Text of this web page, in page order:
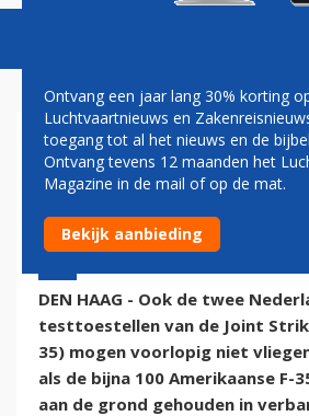
OOK
AAN DE GROND
4 juli 2014 - 17:22
DEN HAAG - Ook de twee
testtoestellen van de Joint
35) mogen voorlopig niet
als de bijna 100 Amerikaanse
aan de grond gehouden in
Ontvang een jaar lang 30% korting
Luchtvaartnieuws en
toegang tot al het nieuws en de
Ontvang tevens 12 maanden het
Magazine in de mail of op de mat.
Bekijk aanbieding